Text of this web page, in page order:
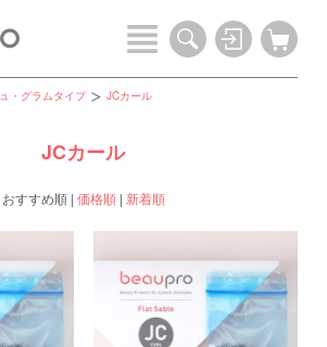
・グラムタイプ JCカール
JCカール
おすすめ順| 価格順| 新着順